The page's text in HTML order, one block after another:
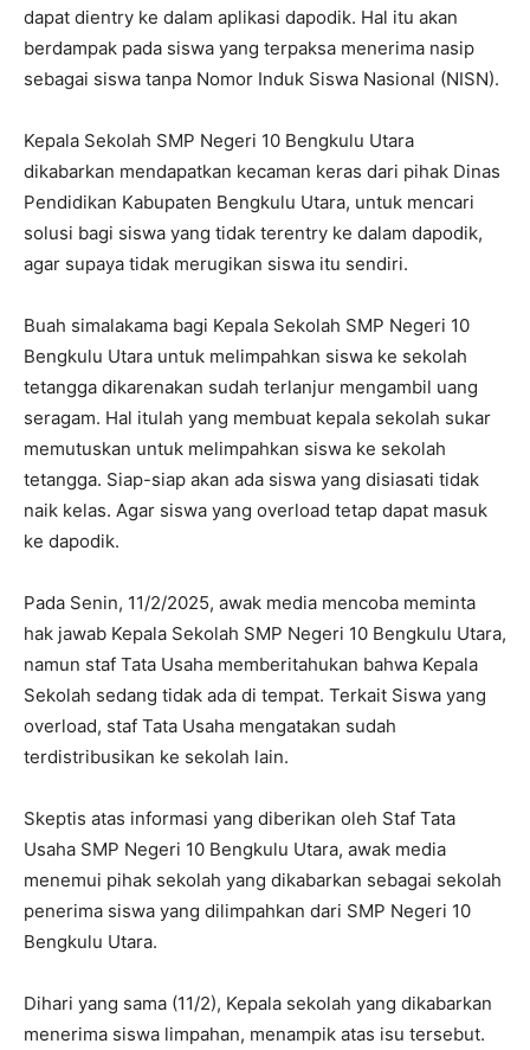
dapat dientry ke dalam aplikasi dapodik. Hal itu akan
berdampak pada siswa yang terpaksa menerima nasip
sebagai siswa tanpa Nomor Induk Siswa Nasional (NISN).
Kepala Sekolah SMP Negeri 10 Bengkulu Utara
dikabarkan mendapatkan kecaman keras dari pihak Dinas
Pendidikan Kabupaten Bengkulu Utara, untuk mencari
solusi bagi siswa yang tidak terentry ke dalam dapodik,
agar supaya tidak merugikan siswa itu sendiri.
Buah simalakama bagi Kepala Sekolah SMP Negeri 10
Bengkulu Utara untuk melimpahkan siswa ke sekolah
tetangga dikarenakan sudah terlanjur mengambil uang
seragam. Hal itulah yang membuat kepala sekolah sukar
memutuskan untuk melimpahkan siswa ke sekolah
tetangga. Siap-siap akan ada siswa yang disiasati tidak
naik kelas. Agar siswa yang overload tetap dapat masuk
ke dapodik.
Pada Senin, 11/2/2025, awak media mencoba meminta
hak jawab Kepala Sekolah SMP Negeri 10 Bengkulu Utara,
namun staf Tata Usaha memberitahukan bahwa Kepala
Sekolah sedang tidak ada di tempat. Terkait Siswa yang
overload, staf Tata Usaha mengatakan sudah
terdistribusikan ke sekolah lain.
Skeptis atas informasi yang diberikan oleh Staf Tata
Usaha SMP Negeri 10 Bengkulu Utara, awak media
menemui pihak sekolah yang dikabarkan sebagai sekolah
penerima siswa yang dilimpahkan dari SMP Negeri 10
Bengkulu Utara.
Dihari yang sama (11/2), Kepala sekolah yang dikabarkan
menerima siswa limpahan, menampik atas isu tersebut.